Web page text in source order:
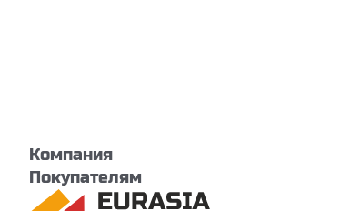
Компания
Покупателям